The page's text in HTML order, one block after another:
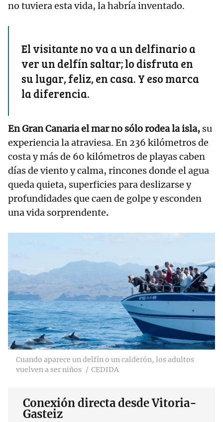
no tuviera esta vida, la habría inventado.
El visitante no va a un delfinario a
ver un delfín saltar; lo disfruta en
su lugar, feliz, en casa. Y eso marca
la diferencia.
En Gran Canaria el mar no sólo rodea la isla, su
experiencia la atraviesa. En 236 kilómetros de
costa y más de 60 kilómetros de playas caben
días de viento y calma, rincones donde el agua
queda quieta, superficies para deslizarse y
profundidades que caen de golpe y esconden
una vida sorprendente.
Cuando aparece un delfín o un calderón, los adultos
vuelven a ser niños
CEDIDA
Conexión directa desde Vitoria-
Gasteiz